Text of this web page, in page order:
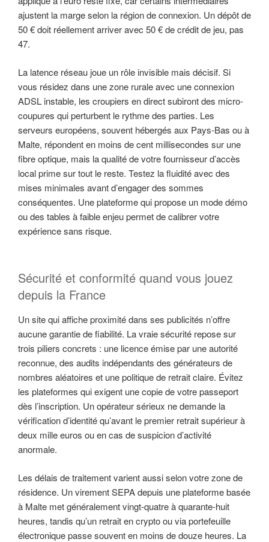
ajustent la marge selon la région de connexion. Un dépôt de
50 € doit réellement arriver avec 50 € de crédit de jeu, pas
47.
La latence réseau joue un rôle invisible mais décisif. Si
vous résidez dans une zone rurale avec une connexion
ADSL instable, les croupiers en direct subiront des micro-
coupures qui perturbent le rythme des parties. Les
serveurs européens, souvent hébergés aux Pays-Bas ou à
Malte, répondent en moins de cent millisecondes sur une
fibre optique, mais la qualité de votre fournisseur d’accès
local prime sur tout le reste. Testez la fluidité avec des
mises minimales avant d’engager des sommes
conséquentes. Une plateforme qui propose un mode démo
ou des tables à faible enjeu permet de calibrer votre
expérience sans risque.
Sécurité et conformité quand vous jouez
depuis la France
Un site qui affiche proximité dans ses publicités n’offre
aucune garantie de fiabilité. La vraie sécurité repose sur
trois piliers concrets : une licence émise par une autorité
reconnue, des audits indépendants des générateurs de
nombres aléatoires et une politique de retrait claire. Évitez
les plateformes qui exigent une copie de votre passeport
dès l’inscription. Un opérateur sérieux ne demande la
vérification d’identité qu’avant le premier retrait supérieur à
deux mille euros ou en cas de suspicion d’activité
anormale.
Les délais de traitement varient aussi selon votre zone de
résidence. Un virement SEPA depuis une plateforme basée
à Malte met généralement vingt-quatre à quarante-huit
heures, tandis qu’un retrait en crypto ou via portefeuille
électronique passe souvent en moins de douze heures. La